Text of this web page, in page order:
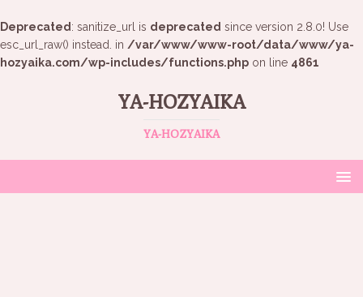
Deprecated : sanitize_url is deprecated since version 2.8.0! Use
esc_url_raw() instead. in /var/www/www-root/data/www/ya-
hozyaika.com/wp-includes/functions.php on line 4861
YA-HOZYAIKA
YA-HOZYAIKA